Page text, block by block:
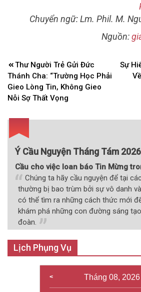
Chuyển ngữ: Lm. Phil. M.
Nguồn:
Điều
hướng
bài
viết
Thư Người Trẻ Gửi Đức
Thánh Cha: “Trường Học Phải
Gieo Lòng Tin, Không Gieo
Nỗi Sợ Thất Vọng
Sự
Ý Cầu Nguyện Tháng Tám 2026
Cầu cho việc loan báo Tin Mừng
Chúng ta hãy cầu nguyện để tại
thường bị bao trùm bởi sự vô danh
có thể tìm ra những cách thức mới
khám phá những con đường sáng
đoàn.
Lịch Phụng Vụ
Tháng 08, 2026